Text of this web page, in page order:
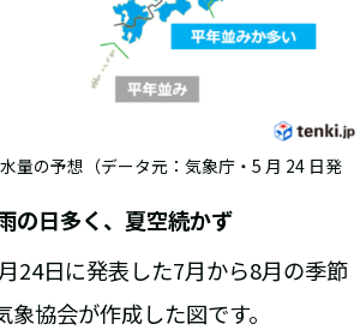
量の予想（データ元：気象庁・5 月 24 日発
日多く、夏空続かず
24日に発表した7月から8月の季節
象協会が作成した図です。